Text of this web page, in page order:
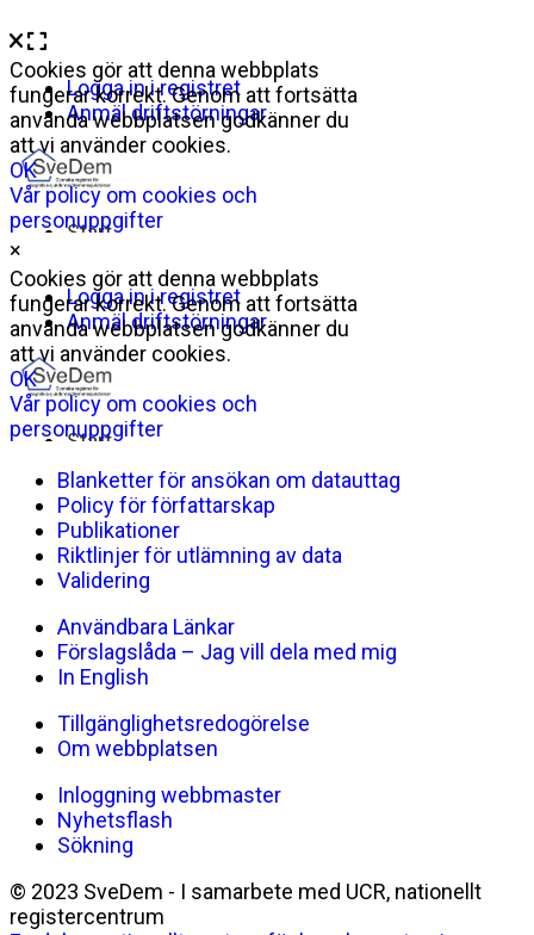
×
Blanketter för ansökan om datauttag
Policy för författarskap
Publikationer
Riktlinjer för utlämning av data
Validering
Användbara Länkar
Förslagslåda – Jag vill dela med mig
In English
Tillgänglighetsredogörelse
Om webbplatsen
Inloggning webbmaster
Nyhetsflash
Sökning
© 2023 SveDem - I samarbete med UCR, nationellt
registercentrum